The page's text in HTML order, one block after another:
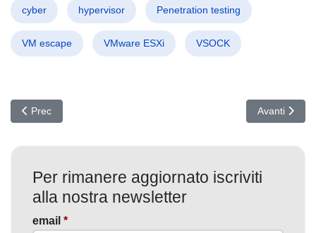
cyber hypervisor Penetration testing
VM escape VMware ESXi VSOCK
Articolo precedente: RustyWater in Medio Oriente: spear
Prec Articolo
Avanti
Per rimanere aggiornato iscriviti
alla nostra newsletter
email *